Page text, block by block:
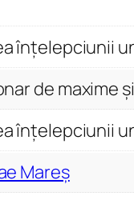
înțelepciunii
de maxime
înțelepciunii
Mareș